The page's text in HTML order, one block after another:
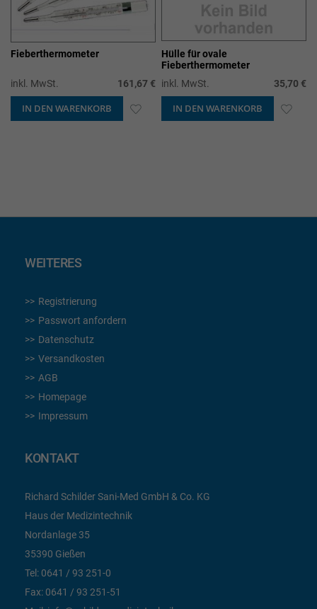
Fieberthermometer
inkl. MwSt. 161,67 €
IN DEN WARENKORB ZUR
Hülle für ovale
Fieberthermometer
inkl. MwSt.
35,70 €
IN DEN WARENKORB ZUR
WEITERES
Registrierung
Passwort anfordern
Datenschutz
Versandkosten
AGB
Homepage
Impressum
KONTAKT
Richard Schilder Sani-Med GmbH & Co. KG
Haus der Medizintechnik
Nordanlage 35
35390 Gießen
Tel: 0641 / 93 251-0
Fax: 0641 / 93 251-51